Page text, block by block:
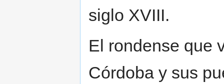
siglo XVIII.
El rondense que
Córdoba y sus